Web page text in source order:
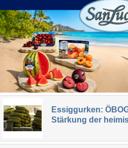
Essiggurken:
Stärkung der